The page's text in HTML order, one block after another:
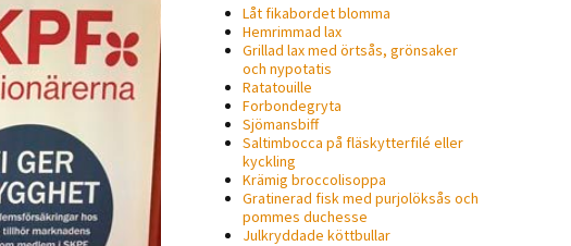
Låt fikabordet blomma
Hemrimmad lax
Grillad lax med örtsås, grönsaker
och nypotatis
Ratatouille
Forbondegryta
Sjömansbiff
Saltimbocca på fläsk­ytterfilé eller
kyckling
Krämig broccolisoppa
Gratinerad fisk med purjolöksås och
pommes duchesse
Julkryddade köttbullar